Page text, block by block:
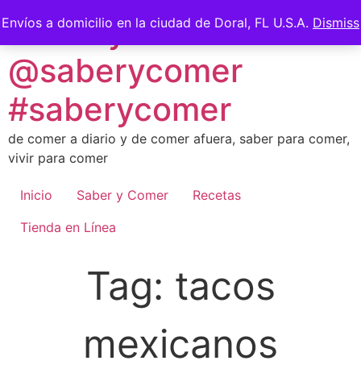
Envíos a domicilio en la ciudad de Doral, FL U.S.A. Dismiss
to
content
Saber y Comer -
@saberycomer
#saberycomer
de comer a diario y de comer afuera, saber para comer,
vivir para comer
Inicio Saber y Comer
Recetas
Tienda en Línea
Tag: tacos
mexicanos